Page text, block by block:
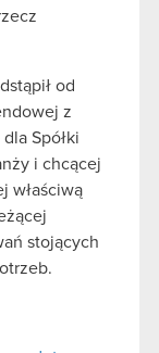
od
z
Spółki
i chcącej
właściwą
stojących